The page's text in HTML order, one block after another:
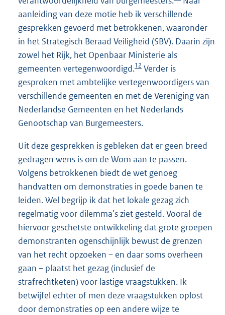
aanleiding van deze motie heb ik verschillende
gesprekken gevoerd met betrokkenen, waaronder
in het Strategisch Beraad Veiligheid (SBV). Daarin zijn
zowel het Rijk, het Openbaar Ministerie als
gemeenten vertegenwoordigd.12 Verder is
gesproken met ambtelijke vertegenwoordigers van
verschillende gemeenten en met de Vereniging van
Nederlandse Gemeenten en het Nederlands
Genootschap van Burgemeesters.
Uit deze gesprekken is gebleken dat er geen breed
gedragen wens is om de Wom aan te passen.
Volgens betrokkenen biedt de wet genoeg
handvatten om demonstraties in goede banen te
leiden. Wel begrijp ik dat het lokale gezag zich
regelmatig voor dilemma’s ziet gesteld. Vooral de
hiervoor geschetste ontwikkeling dat grote groepen
demonstranten ogenschijnlijk bewust de grenzen
van het recht opzoeken – en daar soms overheen
gaan – plaatst het gezag (inclusief de
strafrechtketen) voor lastige vraagstukken. Ik
betwijfel echter of men deze vraagstukken oplost
door demonstraties op een andere wijze te